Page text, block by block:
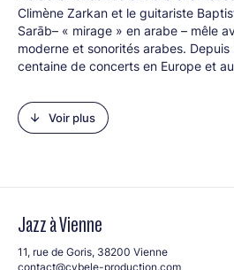
Climène Zarkan et le guitariste
Sarāb– « mirage » en arabe – mêle
moderne et sonorités arabes. Depuis
centaine de concerts en Europe et
nouveau les esprits avec
de la fusion entre musiques actuelles
féconde dans un monde de traditions
Climène Zarkan (voc)
Baptiste Ferrandis (g)
Timothée Robert (b)
Voir plus
Jazz à Vienne
11, rue de Goris, 38200 Vienne